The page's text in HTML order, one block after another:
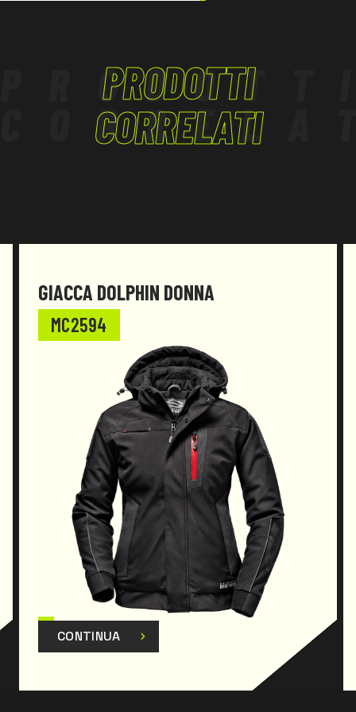
e da azioni lesive di lieve entità.
Il prodotto è stato progettato e realizzato per
essere conforme al Regolamento (UE) 2016/425 e
successive modifiche.
PRODOTTI
CORRELATI
GIACCA DOLPHIN DONNA
MC2594
CONTINUA